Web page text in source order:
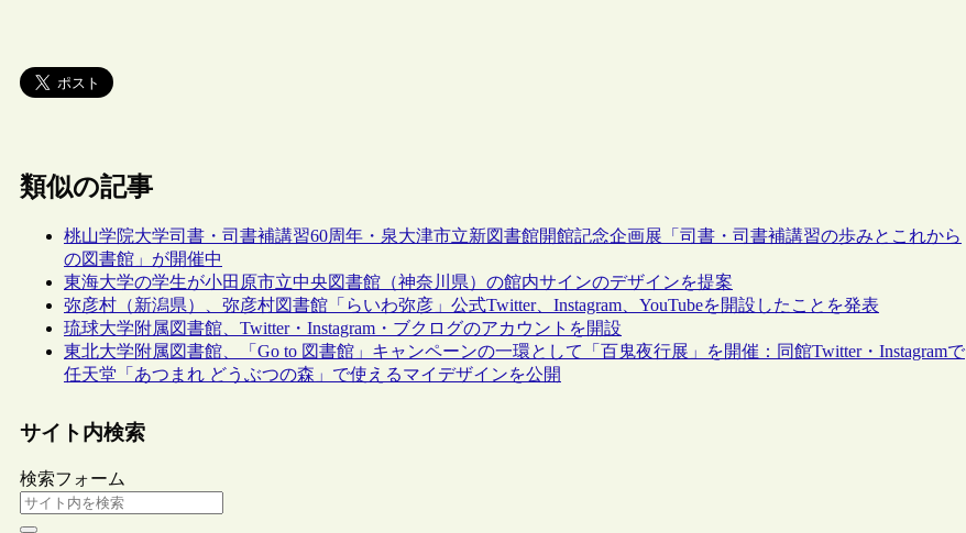
類似の記事
桃山学院大学司書・司書補講習60周年・泉大津市立新図書館開館記念企画展「司書・司書補講習の歩みとこれから
の図書館」が開催中
東海大学の学生が小田原市立中央図書館（神奈川県）の館内サインのデザインを提案
弥彦村（新潟県）、弥彦村図書館「らいわ弥彦」公式Twitter、Instagram、YouTubeを開設したことを発表
琉球大学附属図書館、Twitter・Instagram・ブクログのアカウントを開設
東北大学附属図書館、「Go to 図書館」キャンペーンの一環として「百鬼夜行展」を開催：同館Twitter・Instagramで
任天堂「あつまれ どうぶつの森」で使えるマイデザインを公開
サイト内検索
検索フォーム